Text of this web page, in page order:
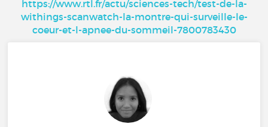
https://www.rtl.fr/actu/sciences-tech/test-de-la-
withings-scanwatch-la-montre-qui-surveille-le-
coeur-et-l-apnee-du-sommeil-7800783430